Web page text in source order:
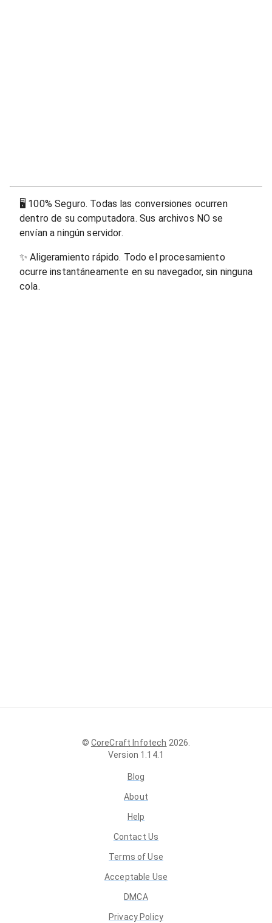
🖥 100% Seguro. Todas las conversiones ocurren
dentro de su computadora. Sus archivos NO se
envían a ningún servidor.
✨Aligeramiento rápido. Todo el procesamiento
ocurre instantáneamente en su navegador, sin ninguna
cola.
© CoreCraft Infotech 2026.
Version 1.14.1
Blog
About
Help
Contact Us
Terms of Use
Acceptable Use
DMCA
Privacy Policy